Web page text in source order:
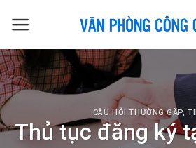
CÂU HỎI THƯỜNG GẶP,
Thủ tục đăng ký